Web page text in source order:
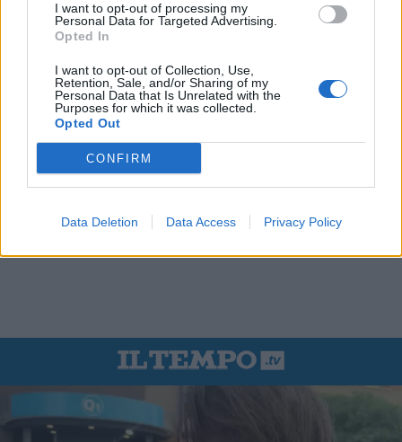
I want to opt-out of processing my
Personal Data for Targeted Advertising.
Opted In
I want to opt-out of Collection, Use,
Retention, Sale, and/or Sharing of my
Personal Data that Is Unrelated with the
Purposes for which it was collected.
Opted Out
CONFIRM
Data Deletion Data Access Privacy Policy